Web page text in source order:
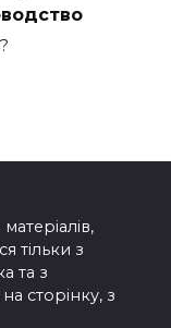
тільки з
та з
сторінку, з